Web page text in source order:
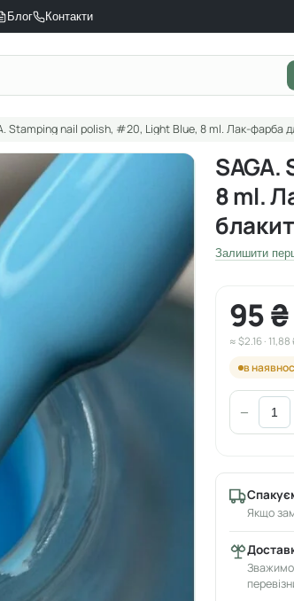
Блог Контакти
Stamping nail polish, #20, Light Blue, 8 ml. Лак-фарба
8 ml.
Залишити
95 ₴
≈ $2.16 · 11,88
в
−
Якщо
Зважимо